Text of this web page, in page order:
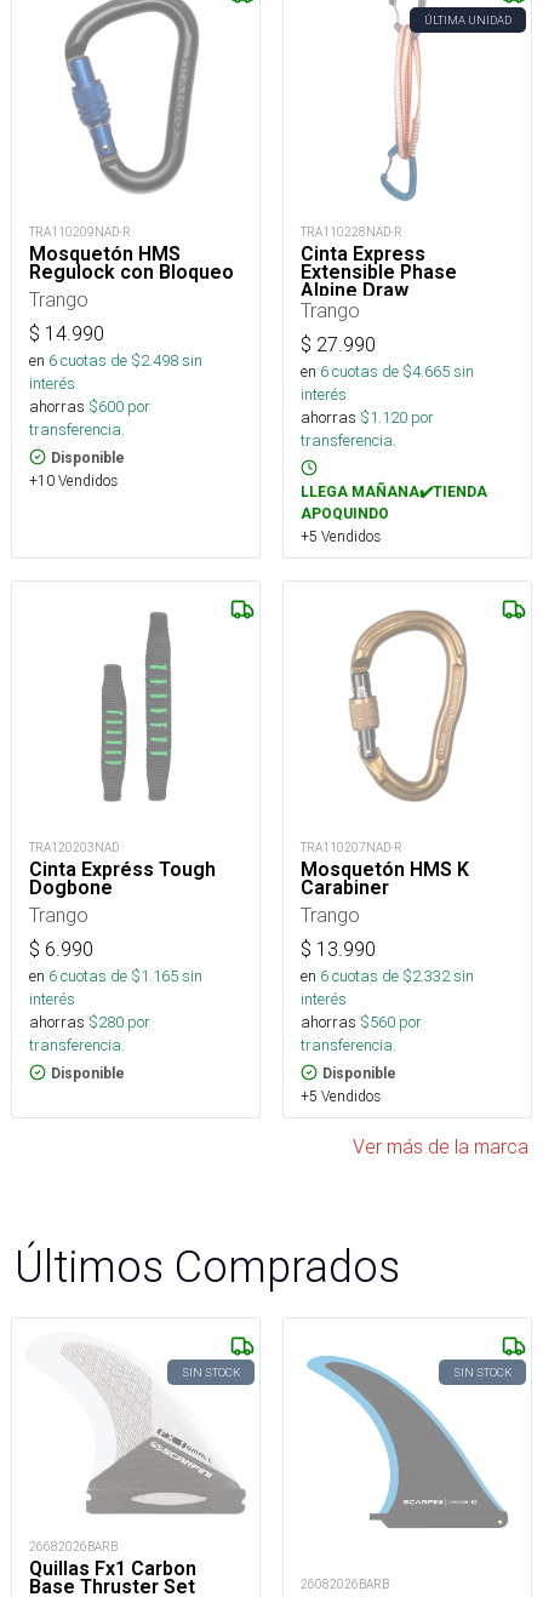
TRA110209NAD-R
Mosquetón HMS
Regulock con Bloqueo
Trango
$ 14.990
en 6cuotas de $2.498sin
interés
ahorras $600 por
transferencia.
Disponible
+10 Vendidos
ÚLTIMA UNIDAD
TRA110228NAD-R
Cinta Express
Extensible Phase
Alpine Draw
Trango
$ 27.990
en 6cuotas de $4.665sin
interés
ahorras $1.120 por
transferencia.
LLEGA MAÑANA✔️TIENDA
APOQUINDO
+5 Vendidos
TRA120203NAD
Cinta Expréss Tough
Dogbone
Trango
$ 6.990
en 6cuotas de $1.165sin
interés
ahorras $280 por
transferencia.
Disponible
TRA110207NAD-R
Mosquetón HMS K
Carabiner
Trango
$ 13.990
en 6cuotas de $2.332sin
interés
ahorras $560 por
transferencia.
Disponible
+5 Vendidos
Ver más de la marca
Últimos Comprados
SIN STOCK
26682026BARB
Quillas Fx1 Carbon
Base Thruster Set
SIN STOCK
26082026BARB